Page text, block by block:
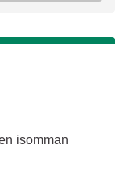
isomman